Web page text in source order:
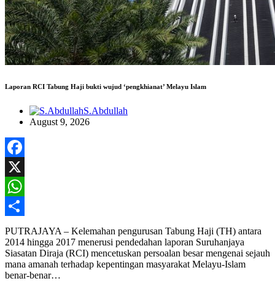
Laporan RCI Tabung Haji bukti wujud ‘pengkhianat’ Melayu Islam
S.Abdullah
August 9, 2026
Facebook
X
WhatsApp
Share
PUTRAJAYA – Kelemahan pengurusan Tabung Haji (TH) antara
2014 hingga 2017 menerusi pendedahan laporan Suruhanjaya
Siasatan Diraja (RCI) mencetuskan persoalan besar mengenai sejauh
mana amanah terhadap kepentingan masyarakat Melayu-Islam
benar-benar…